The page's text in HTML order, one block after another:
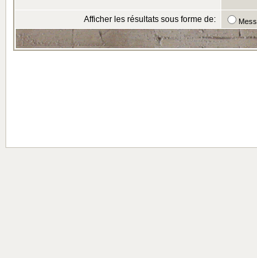
Afficher les résultats sous forme de: